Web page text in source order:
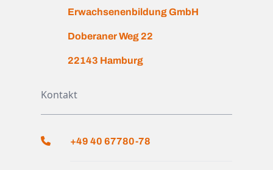
Erwachsenenbildung GmbH
Doberaner Weg 22
22143 Hamburg
Kontakt
+49 40 67780-78